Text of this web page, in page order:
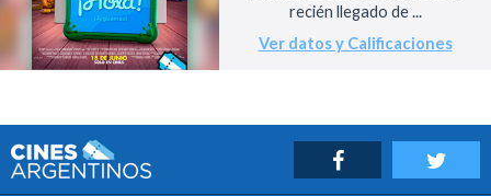
recién llegado de ...
Ver datos y Calificaciones